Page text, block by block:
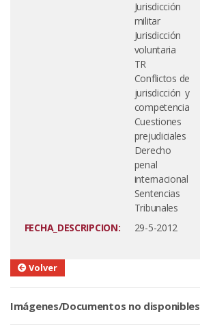
Jurisdicción
militar
Jurisdicción
voluntaria
TR
Conflictos de
jurisdicción y
competencia
Cuestiones
prejudiciales
Derecho
penal
internacional
Sentencias
Tribunales
FECHA_DESCRIPCION:
29-5-2012
Volver
Imágenes/Documentos no disponibles